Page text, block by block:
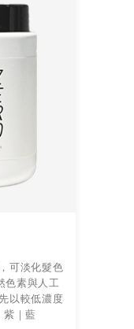
可淡化髮色
色素與人工
以較低濃度
紫｜藍